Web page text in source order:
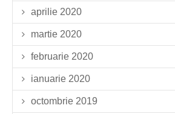
aprilie 2020
martie 2020
februarie 2020
ianuarie 2020
octombrie 2019